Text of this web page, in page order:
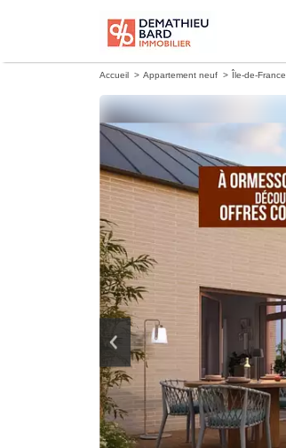
Accueil Appartement neuf Île-de-France